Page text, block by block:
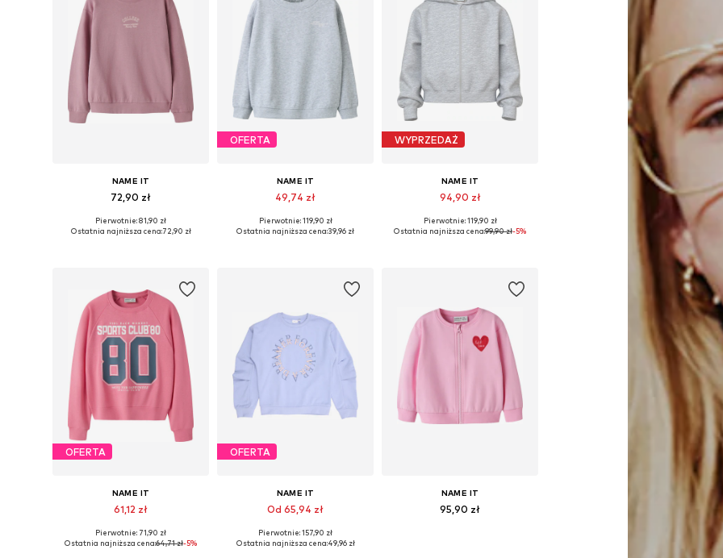
NAME IT
72,90 zł
Pierwotnie: 81,90 zł
Ostatnia najniższa cena:72,90 zł
OFERTA
NAME IT
49,74 zł
Dostępne rozmiary: 134-140
Pierwotnie: 119,90 zł
Ostatnia najniższa cena:39,96 zł
WYPRZEDAŻ
NAME IT
94,90 zł
Dostępne rozmiary: 122-128, 134-140, 146-152, 158-164
Pierwotnie: 119,90 zł
Ostatnia najniższa cena:99,90 zł-5%
OFERTA
NAME IT
61,12 zł
Dostępne w różnych rozmiarach
Pierwotnie: 71,90 zł
Ostatnia najniższa cena:64,71 zł-5%
OFERTA
NAME IT
Od 65,94 zł
Pierwotnie: 157,90 zł
Ostatnia najniższa cena:49,96 zł
NAME IT
95,90 zł